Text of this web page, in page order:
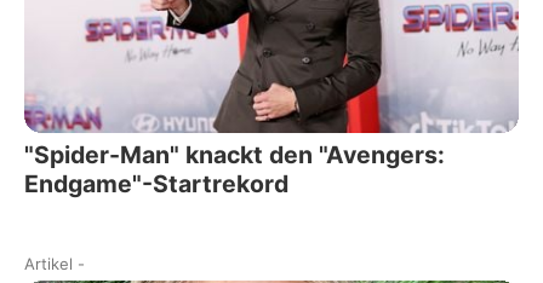
"Spider-Man" knackt den "Avengers:
Endgame"-Startrekord
Artikel -